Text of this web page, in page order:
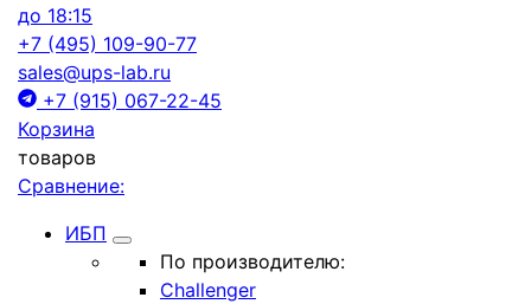
до 18:15
+7 (495) 109-90-77
sales@ups-lab.ru
+7 (915) 067-22-45
Корзина
товаров
Сравнение:
ИБП
По производителю:
Challenger